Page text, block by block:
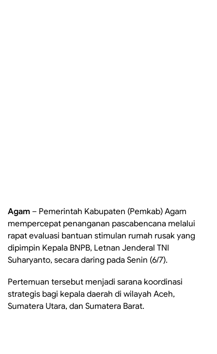
Agam – Pemerintah Kabupaten (Pemkab) Agam
mempercepat penanganan pascabencana melalui
rapat evaluasi bantuan stimulan rumah rusak yang
dipimpin Kepala BNPB, Letnan Jenderal TNI
Suharyanto, secara daring pada Senin (6/7).
Pertemuan tersebut menjadi sarana koordinasi
strategis bagi kepala daerah di wilayah Aceh,
Sumatera Utara, dan Sumatera Barat.